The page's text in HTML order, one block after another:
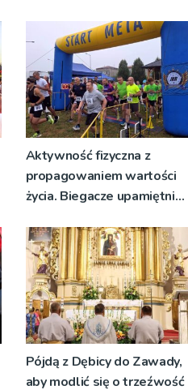
Aktywność fizyczna z
propagowaniem wartości
życia. Biegacze upamiętnili
Pójdą z Dębicy do Zawady,
aby modlić się o trzeźwość